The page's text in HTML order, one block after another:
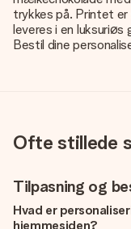
trykkes på. Printet er
leveres i en
Bestil dine
Ofte stillede
Tilpasning og
Hvad er
hjemmesiden?